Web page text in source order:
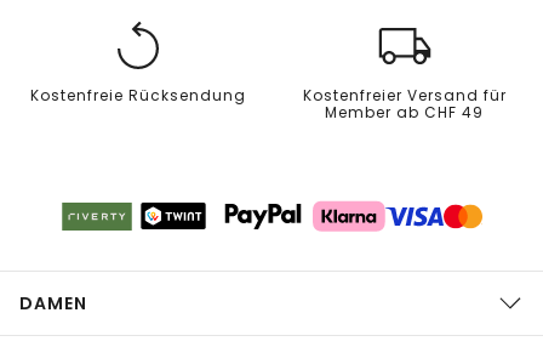
Kostenfreie Rücksendung
Kostenfreier Versand für
Member ab CHF 49
DAMEN